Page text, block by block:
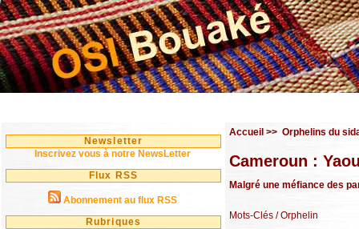
Newsletter
Inscrivez vous à notre NewsLetter
Flux RSS
Abonnement au flux RSS
Rubriques
Accueil >> Orphelins du
Cameroun :
Malgré une méfiance des
Mots-Clés / Orphelin